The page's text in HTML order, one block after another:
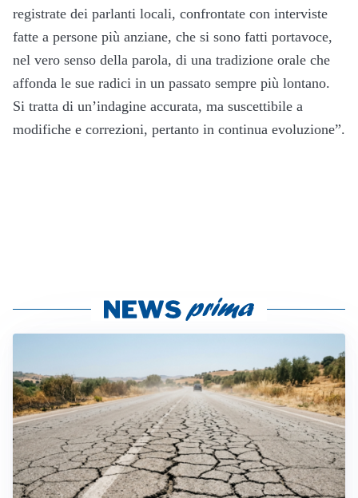
registrate dei parlanti locali, confrontate con interviste
fatte a persone più anziane, che si sono fatti portavoce,
nel vero senso della parola, di una tradizione orale che
affonda le sue radici in un passato sempre più lontano.
Si tratta di un’indagine accurata, ma suscettibile a
modifiche e correzioni, pertanto in continua evoluzione”.